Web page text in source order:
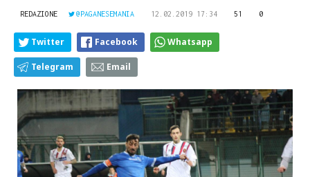
REDAZIONE @PAGANESEMANIA 12.02.2019 17:34 51 0
Twitter Facebook Whatsapp
Telegram Email